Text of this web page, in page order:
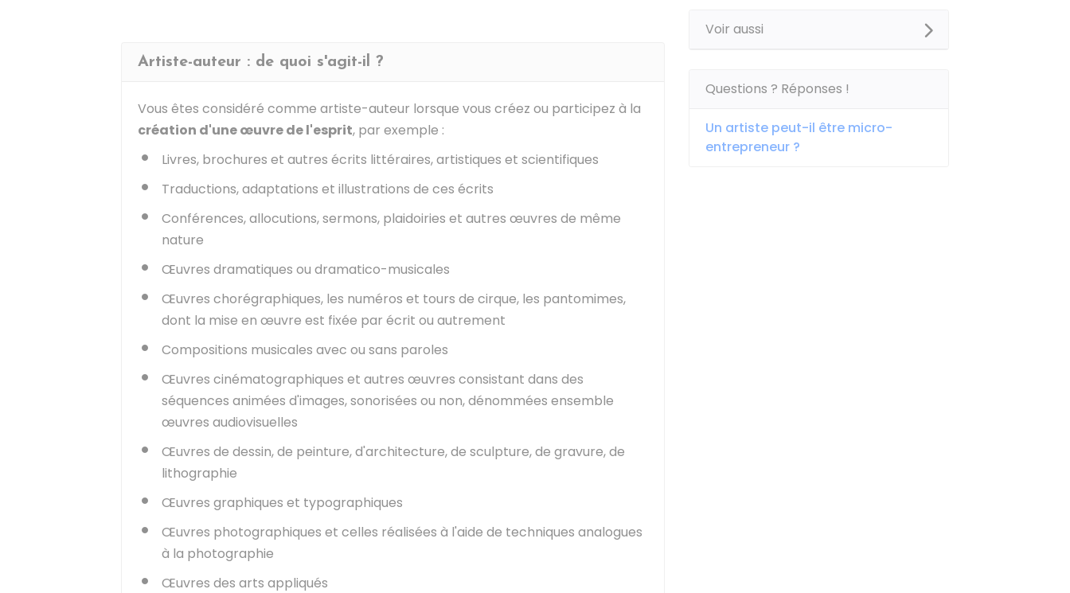
Artiste-auteur : de quoi s'agit-il ?
Vous êtes considéré comme artiste-auteur lorsque vous créez ou participez à la
création d'une œuvre de l'esprit, par exemple :
Livres, brochures et autres écrits littéraires, artistiques et scientifiques
Traductions, adaptations et illustrations de ces écrits
Conférences, allocutions, sermons, plaidoiries et autres œuvres de même
nature
Œuvres dramatiques ou dramatico-musicales
Œuvres chorégraphiques, les numéros et tours de cirque, les pantomimes,
dont la mise en œuvre est fixée par écrit ou autrement
Compositions musicales avec ou sans paroles
Œuvres cinématographiques et autres œuvres consistant dans des
séquences animées d'images, sonorisées ou non, dénommées ensemble
œuvres audiovisuelles
Œuvres de dessin, de peinture, d'architecture, de sculpture, de gravure, de
lithographie
Œuvres graphiques et typographiques
Œuvres photographiques et celles réalisées à l'aide de techniques analogues
à la photographie
Œuvres des arts appliqués
Voir aussi
Questions ? Réponses !
Un artiste peut-il être micro-
entrepreneur ?